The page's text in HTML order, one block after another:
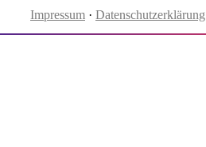
Impressum · Datenschutzerklärung